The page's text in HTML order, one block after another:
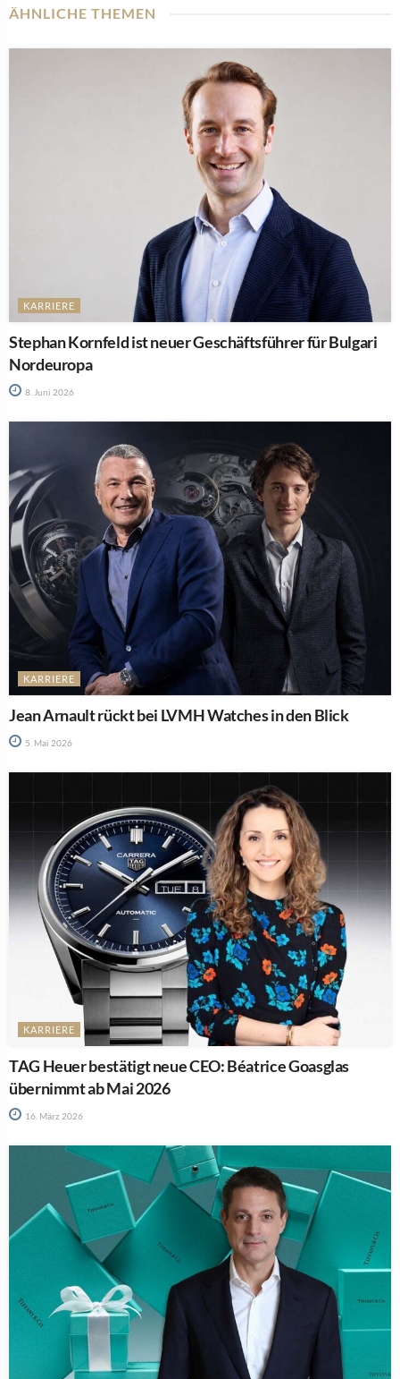
ÄHNLICHE THEMEN
KARRIERE
Stephan Kornfeld ist neuer Geschäftsführer für Bulgari
Nordeuropa
8. Juni 2026
KARRIERE
Jean Arnault rückt bei LVMH Watches in den Blick
5. Mai 2026
KARRIERE
TAG Heuer bestätigt neue CEO: Béatrice Goasglas
übernimmt ab Mai 2026
16. März 2026